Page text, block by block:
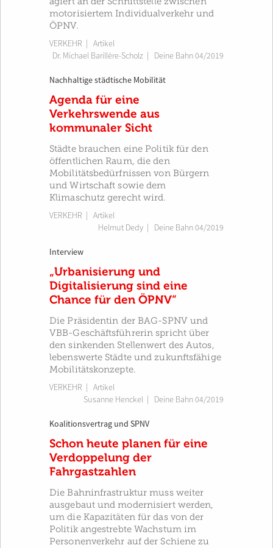
motorisiertem Individualverkehr und
ÖPNV.
VERKEHR | Artikel
Dr. Michael Barillère-Scholz
Deine Bahn 04/2019
Nachhaltige städtische Mobilität
Agenda für eine
Verkehrswende aus
kommunaler Sicht
Städte brauchen eine Politik für den
öffentlichen Raum, die den
Mobilitätsbedürfnissen von Bürgern
und Wirtschaft sowie dem
Klimaschutz gerecht wird.
VERKEHR | Artikel
Helmut Dedy
Deine Bahn 04/2019
Interview
„Urbanisierung und
Digitalisierung sind eine
Chance für den ÖPNV“
Die Präsidentin der BAG-SPNV und
VBB-Geschäftsführerin spricht über
den sinkenden Stellenwert des Autos,
lebenswerte Städte und zukunftsfähige
Mobilitätskonzepte.
VERKEHR | Artikel
Susanne Henckel
Deine Bahn 04/2019
Koalitionsvertrag und SPNV
Schon heute planen für eine
Verdoppelung der
Fahrgastzahlen
Die Bahninfrastruktur muss weiter
ausgebaut und modernisiert werden,
um die Kapazitäten für das von der
Politik angestrebte Wachstum im
Personenverkehr auf der Schiene zu